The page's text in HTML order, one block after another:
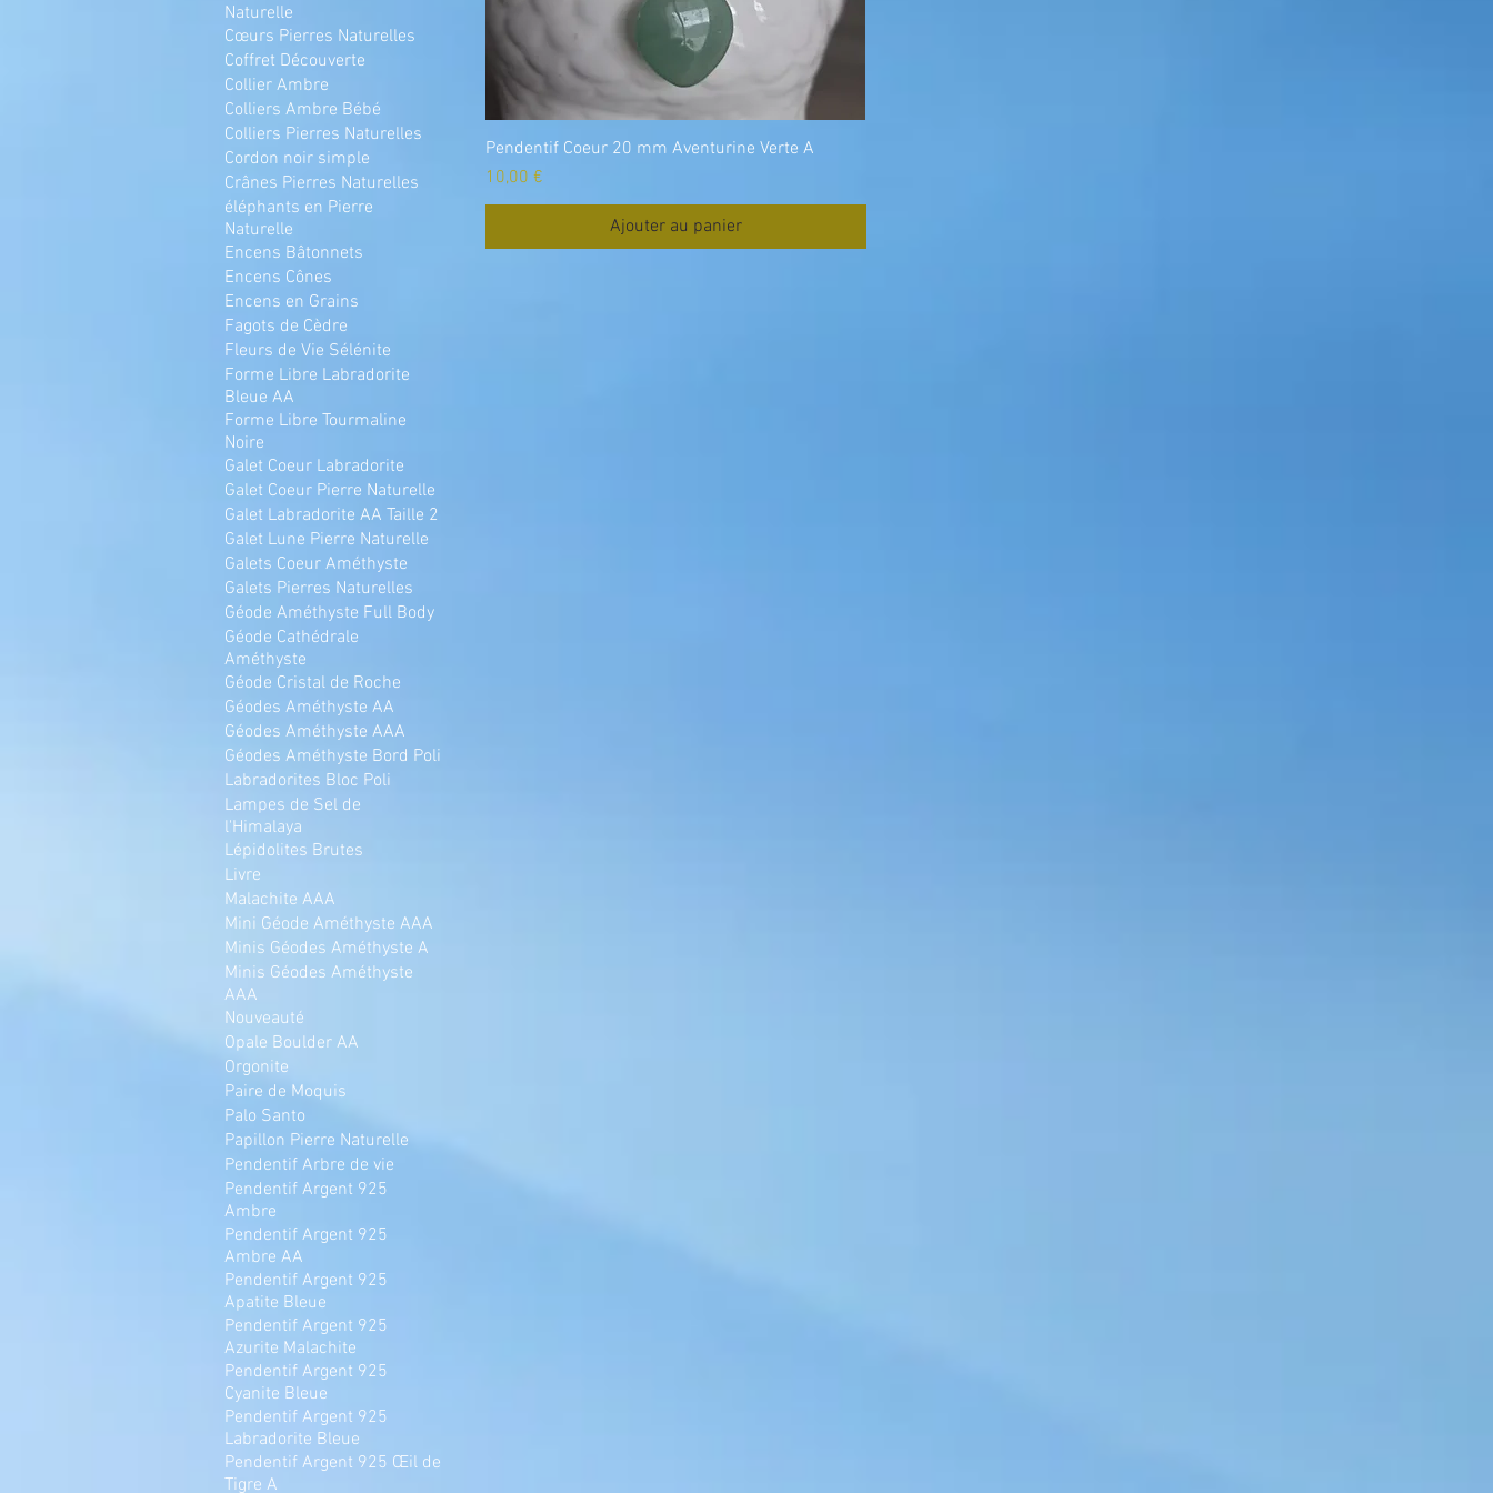
Naturelle
Cœurs Pierres Naturelles
Coffret Découverte
Collier Ambre
Colliers Ambre Bébé
Colliers Pierres Naturelles
Cordon noir simple
Crânes Pierres Naturelles
éléphants en Pierre
Naturelle
Encens Bâtonnets
Encens Cônes
Encens en Grains
Fagots de Cèdre
Fleurs de Vie Sélénite
Forme Libre Labradorite
Bleue AA
Forme Libre Tourmaline
Noire
Galet Coeur Labradorite
Galet Coeur Pierre Naturelle
Galet Labradorite AA Taille 2
Galet Lune Pierre Naturelle
Galets Coeur Améthyste
Galets Pierres Naturelles
Géode Améthyste Full Body
Géode Cathédrale
Améthyste
Géode Cristal de Roche
Géodes Améthyste AA
Géodes Améthyste AAA
Géodes Améthyste Bord Poli
Labradorites Bloc Poli
Lampes de Sel de
l'Himalaya
Lépidolites Brutes
Livre
Malachite AAA
Mini Géode Améthyste AAA
Minis Géodes Améthyste A
Minis Géodes Améthyste
AAA
Nouveauté
Opale Boulder AA
Orgonite
Paire de Moquis
Palo Santo
Papillon Pierre Naturelle
Pendentif Arbre de vie
Pendentif Argent 925
Ambre
Pendentif Argent 925
Ambre AA
Pendentif Argent 925
Apatite Bleue
Pendentif Argent 925
Azurite Malachite
Pendentif Argent 925
Cyanite Bleue
Pendentif Argent 925
Labradorite Bleue
Pendentif Argent 925 Œil de
Tigre A
Pendentif Coeur 20 mm Aventurine Verte A
Prix
10,00 €
Ajouter au panier